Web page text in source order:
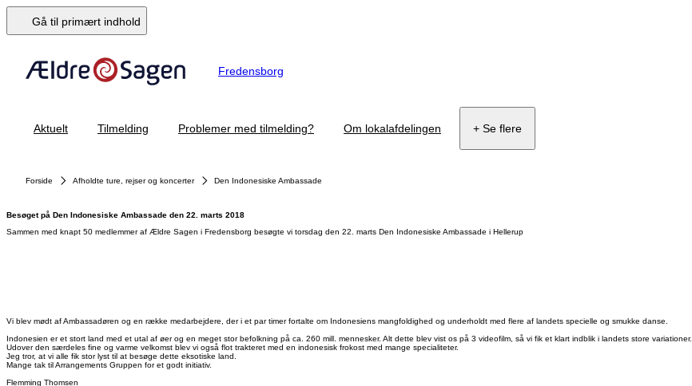
Gå til primært indhold
Fredensborg
Aktuelt Tilmelding Problemer med tilmelding? Om lokalafdelingen + Se flere
Forside Afholdte ture, rejser og koncerter Den Indonesiske Ambassade
Besøget på Den Indonesiske Ambassade den 22. marts 2018
Sammen med knapt 50 medlemmer af Ældre Sagen i Fredensborg besøgte vi torsdag den 22. marts Den Indonesiske Ambassade i Hellerup
Vi blev mødt af Ambassadøren og en række medarbejdere, der i et par timer fortalte om Indonesiens mangfoldighed og underholdt med flere af landets specielle og smukke danse.
Indonesien er et stort land med et utal af øer og en meget stor befolkning på ca. 260 mill. mennesker. Alt dette blev vist os på 3 videofilm, så vi fik et klart indblik i landets store variationer.
Udover den særdeles fine og varme velkomst blev vi også flot trakteret med en indonesisk frokost med mange specialiteter.
Jeg tror, at vi alle fik stor lyst til at besøge dette eksotiske land.
Mange tak til Arrangements Gruppen for et godt initiativ.
Flemming Thomsen